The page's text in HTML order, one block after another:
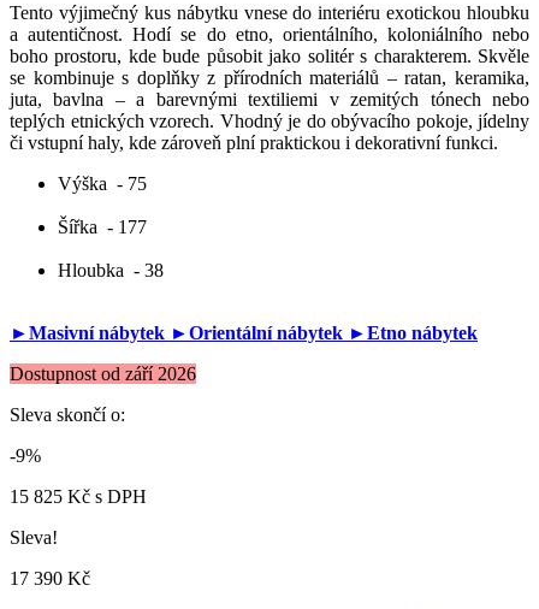
Tento výjimečný kus nábytku vnese do interiéru exotickou hloubku
a autentičnost. Hodí se do etno, orientálního, koloniálního nebo
boho prostoru, kde bude působit jako solitér s charakterem. Skvěle
se kombinuje s doplňky z přírodních materiálů – ratan, keramika,
juta, bavlna – a barevnými textiliemi v zemitých tónech nebo
teplých etnických vzorech. Vhodný je do obývacího pokoje, jídelny
či vstupní haly, kde zároveň plní praktickou i dekorativní funkci.
Výška - 75
Šířka - 177
Hloubka - 38
►Masivní nábytek ►Orientální nábytek ►Etno nábytek
Dostupnost od září 2026
Sleva skončí o:
-9%
15 825 Kč s DPH
Sleva!
17 390 Kč